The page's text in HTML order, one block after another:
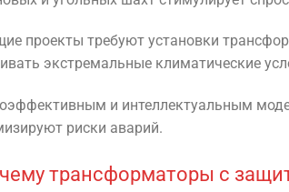
проекты требуют установки
экстремальные климатические
и интеллектуальным
риски аварий.
трансформаторы с